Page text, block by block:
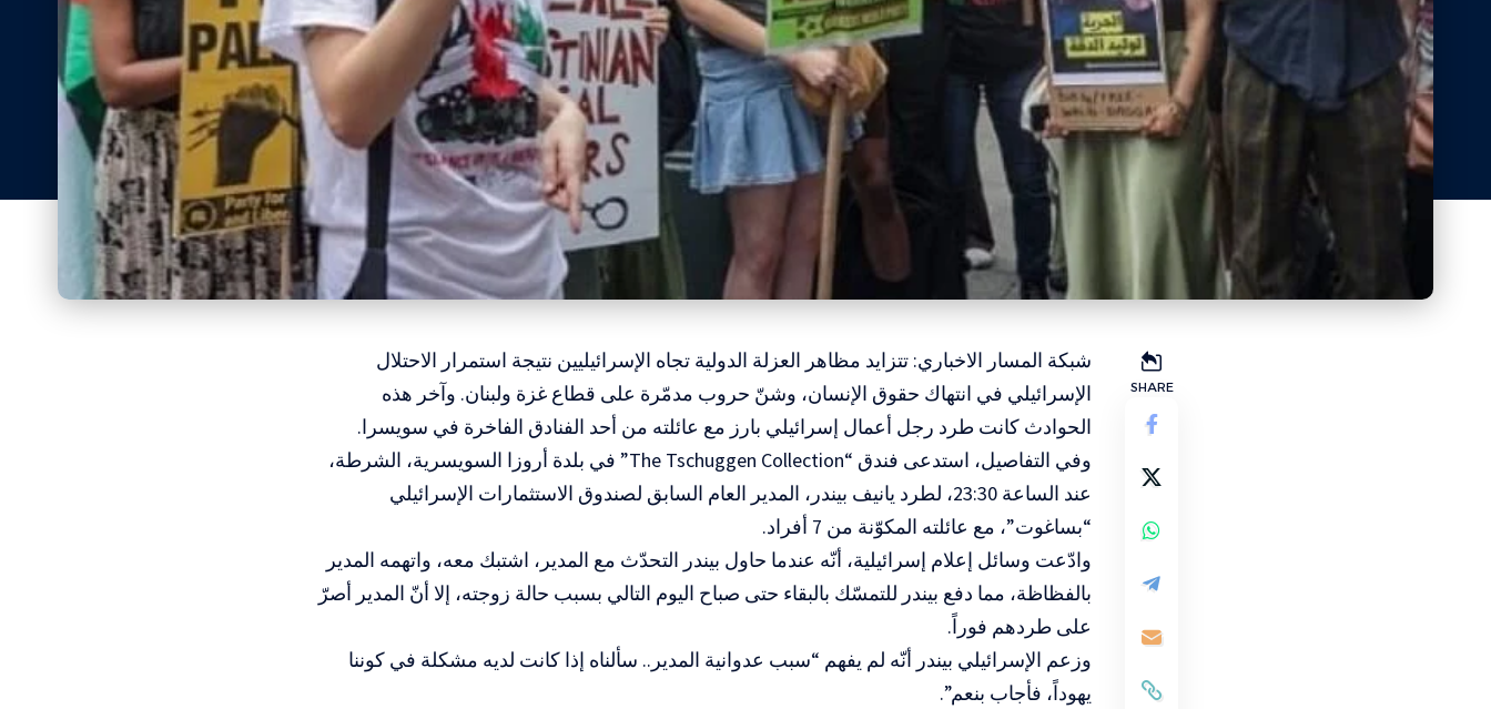
SHARE
شبكة المسار الاخباري: تتزايد مظاهر العزلة الدولية تجاه الإسرائيليين نتيجة استمرار الاحتلال
الإسرائيلي في انتهاك حقوق الإنسان، وشنّ حروب مدمّرة على قطاع غزة ولبنان. وآخر هذه
الحوادث كانت طرد رجل أعمال إسرائيلي بارز مع عائلته من أحد الفنادق الفاخرة في سويسرا.
وفي التفاصيل، استدعى فندق “The Tschuggen Collection” في بلدة أروزا السويسرية، الشرطة،
عند الساعة 23:30، لطرد يانيف بيندر، المدير العام السابق لصندوق الاستثمارات الإسرائيلي
“بساغوت”، مع عائلته المكوّنة من 7 أفراد.
وادّعت وسائل إعلام إسرائيلية، أنّه عندما حاول بيندر التحدّث مع المدير، اشتبك معه، واتهمه المدير
بالفظاظة، مما دفع بيندر للتمسّك بالبقاء حتى صباح اليوم التالي بسبب حالة زوجته، إلا أنّ المدير أصرّ
على طردهم فوراً.
وزعم الإسرائيلي بيندر أنّه لم يفهم “سبب عدوانية المدير.. سألناه إذا كانت لديه مشكلة في كوننا
يهوداً، فأجاب بنعم”.